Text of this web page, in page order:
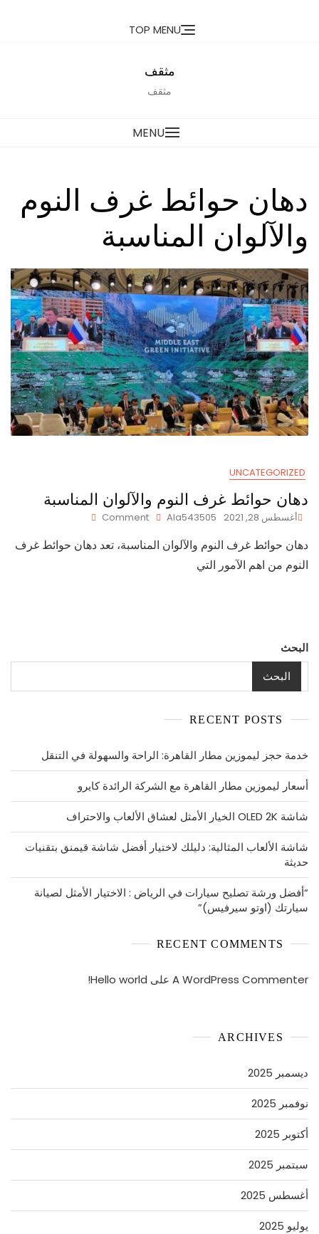
TOP MENU
مثقف
مثقف
MENU
دهان حوائط غرف النوم
والآلوان المناسبة
UNCATEGORIZED
دهان حوائط غرف النوم والآلوان المناسبة
أغسطس 28, 2021 Ala543505
Comment
حوائط
دهان حوائط غرف النوم والآلوان المناسبة، تعد دهان حوائط غرف
النوم من اهم الآمور التي
البحث
البحث
RECENT POSTS
خدمة حجز ليموزين مطار القاهرة: الراحة والسهولة في التنقل
أسعار ليموزين مطار القاهرة مع الشركة الرائدة كايرو
شاشة OLED 2K الخيار الأمثل لعشاق الألعاب والاحتراف
شاشة الألعاب المثالية: دليلك لاختيار أفضل شاشة قيمنق بتقنيات
حديثة
“أفضل ورشة تصليح سيارات في الرياض : الاختيار الأمثل لصيانة
سيارتك (اوتو سيرفيس)”
RECENT COMMENTS
A WordPress Commenter على Hello world!
ARCHIVES
ديسمبر 2025
نوفمبر 2025
أكتوبر 2025
سبتمبر 2025
أغسطس 2025
يوليو 2025